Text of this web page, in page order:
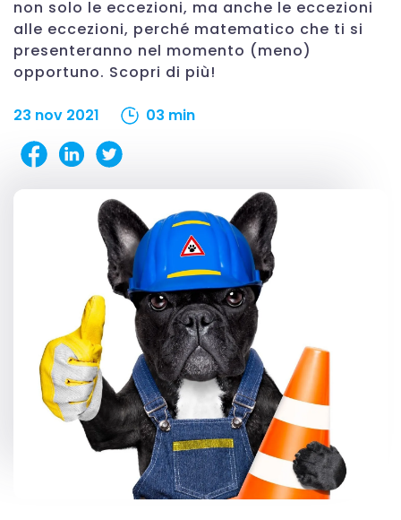
non solo le eccezioni, ma anche le eccezioni
alle eccezioni, perché matematico che ti si
presenteranno nel momento (meno)
opportuno. Scopri di più!
23 nov 2021 03 min